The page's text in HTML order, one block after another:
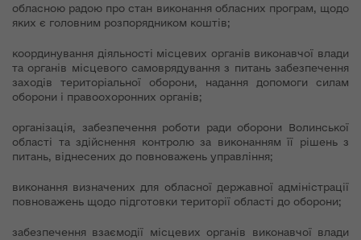
обласною радою про стан виконання обласних програм, щодо
яких є головним розпорядником коштів;
координування діяльності місцевих органів виконавчої влади
та органів місцевого самоврядування з питань забезпечення
заходів територіальної оборони, надання допомоги силам
оборони і правоохоронних органів;
організація, забезпечення роботи ради оборони Волинської
області та здійснення контролю за виконанням її рішень з
питань, віднесених до повноважень управління;
виконання визначених для обласної державної адміністрації
повноважень щодо підготовки території області до оборони;
забезпечення взаємодії місцевих органів виконавчої влади